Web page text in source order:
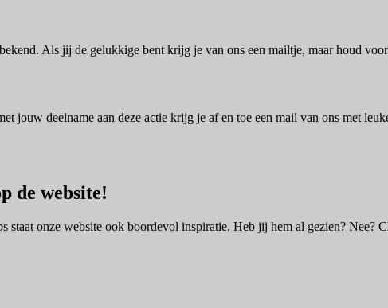
Als jij de gelukkige bent krijg je van ons een mailtje, maar houd
jouw deelname aan deze actie krijg je af en toe een mail van ons met
de website!
staat onze website ook boordevol inspiratie. Heb jij hem al gezien? Nee?